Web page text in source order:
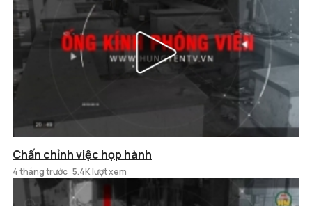
Chấn chỉnh việc họp hành
4 tháng trước 5.4K lượt xem